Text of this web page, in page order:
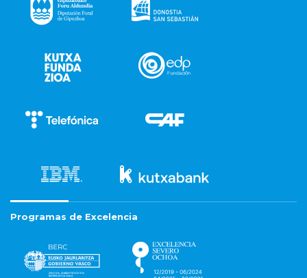
Programas de Excelencia